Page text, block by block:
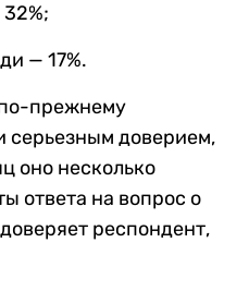
— 17%.
прежнему
серьезным доверием,
оно несколько
ответа на вопрос о
респондент,